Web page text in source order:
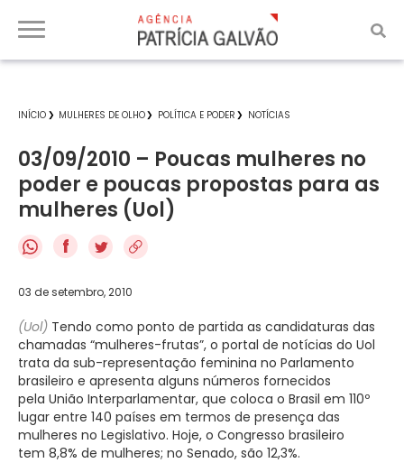
INÍCIO MULHERES DE OLHO POLÍTICA E PODER NOTÍCIAS
03/09/2010 – Poucas mulheres no
poder e poucas propostas para as
mulheres (Uol)
f
03 de setembro, 2010
(Uol) Tendo como ponto de partida as candidaturas das
chamadas “mulheres-frutas”, o portal de notícias do Uol
trata da sub-representação feminina no Parlamento
brasileiro e apresenta alguns números fornecidos
pela União Interparlamentar, que coloca o Brasil em 110º
lugar entre 140 países em termos de presença das
mulheres no Legislativo. Hoje, o Congresso brasileiro
tem 8,8% de mulheres; no Senado, são 12,3%.